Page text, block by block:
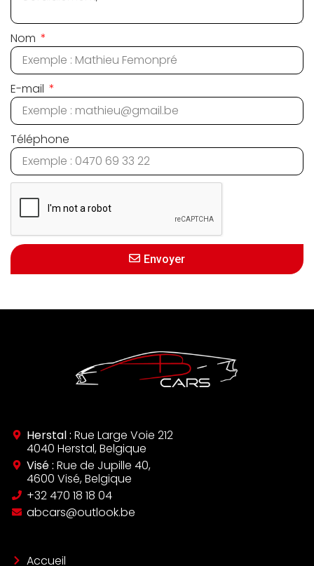
Nom
E-mail
Téléphone
Envoyer
Herstal : Rue Large Voie 212
4040 Herstal, Belgique
Visé : Rue de Jupille 40,
4600 Visé, Belgique
‪+32 470 18 18 04‬
abcars@outlook.be
Accueil